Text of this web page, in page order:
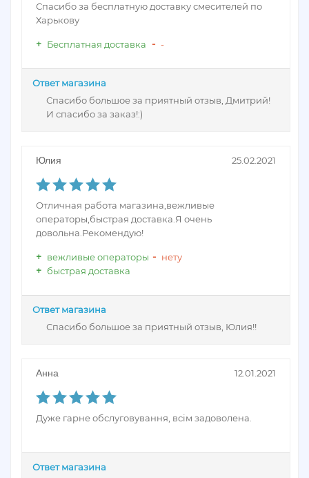
Спасибо за бесплатную доставку смесителей по
Харькову
Бесплатная доставка -
Ответ магазина
Спасибо большое за приятный отзыв, Дмитрий!
И спасибо за заказ!:)
Юлия 25.02.2021
Отличная работа магазина,вежливые
операторы,быстрая доставка.Я очень
довольна.Рекомендую!
вежливые операторы
быстрая доставка
нету
Ответ магазина
Спасибо большое за приятный отзыв, Юлия!!
Анна 12.01.2021
Дуже гарне обслуговування, всім задоволена.
Ответ магазина